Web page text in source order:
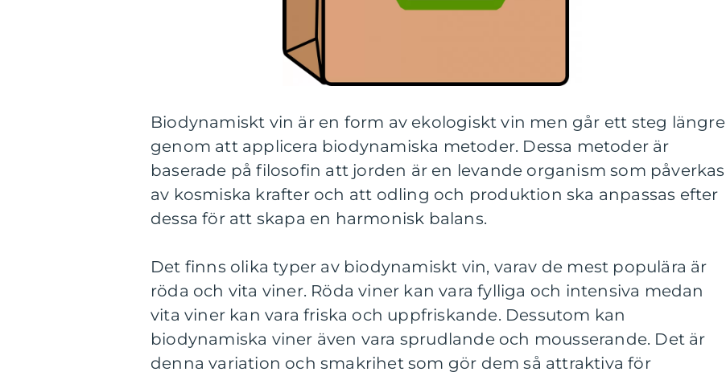
Biodynamiskt vin är en form av ekologiskt vin men går ett steg längre
genom att applicera biodynamiska metoder. Dessa metoder är
baserade på filosofin att jorden är en levande organism som påverkas
av kosmiska krafter och att odling och produktion ska anpassas efter
dessa för att skapa en harmonisk balans.
Det finns olika typer av biodynamiskt vin, varav de mest populära är
röda och vita viner. Röda viner kan vara fylliga och intensiva medan
vita viner kan vara friska och uppfriskande. Dessutom kan
biodynamiska viner även vara sprudlande och mousserande. Det är
denna variation och smakrihet som gör dem så attraktiva för